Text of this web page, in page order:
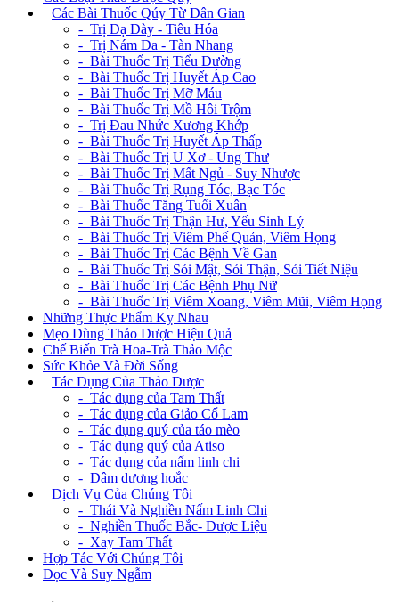
Các Bài Thuốc Qúy Từ Dân Gian
- Trị Dạ Dày - Tiêu Hóa
- Trị Nám Da - Tàn Nhang
- Bài Thuốc Trị Tiểu Đường
- Bài Thuốc Trị Huyết Áp Cao
- Bài Thuốc Trị Mỡ Máu
- Bài Thuốc Trị Mồ Hôi Trộm
- Trị Đau Nhức Xương Khớp
- Bài Thuốc Trị Huyết Áp Thấp
- Bài Thuốc Trị U Xơ - Ung Thư
- Bài Thuốc Trị Mất Ngủ - Suy Nhược
- Bài Thuốc Trị Rụng Tóc, Bạc Tóc
- Bài Thuốc Tăng Tuổi Xuân
- Bài Thuốc Trị Thận Hư, Yếu Sinh Lý
- Bài Thuốc Trị Viêm Phế Quản, Viêm Họng
- Bài Thuốc Trị Các Bệnh Về Gan
- Bài Thuốc Trị Sỏi Mật, Sỏi Thận, Sỏi Tiết Niệu
- Bài Thuốc Trị Các Bệnh Phụ Nữ
- Bài Thuốc Trị Viêm Xoang, Viêm Mũi, Viêm Họng
Những Thực Phẩm Kỵ Nhau
Mẹo Dùng Thảo Dược Hiệu Quả
Chế Biến Trà Hoa-Trà Thảo Mộc
Sức Khỏe Và Đời Sống
Tác Dụng Của Thảo Dược
- Tác dụng của Tam Thất
- Tác dụng của Giảo Cổ Lam
- Tác dụng quý của táo mèo
- Tác dụng quý của Atiso
- Tác dụng của nấm linh chi
- Dâm dương hoắc
Dịch Vụ Của Chúng Tôi
- Thái Và Nghiền Nấm Linh Chi
- Nghiền Thuốc Bắc- Dược Liệu
- Xay Tam Thất
Hợp Tác Với Chúng Tôi
Đọc Và Suy Ngẫm